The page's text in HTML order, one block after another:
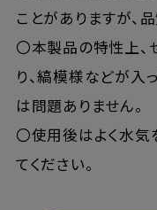
ことがありますが、
〇本製品の特性上、
り、縞模様などが入
は問題ありません。
〇使用後はよく水気
てください。